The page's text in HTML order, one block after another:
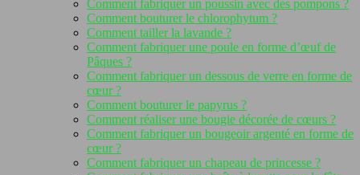
Comment fabriquer un poussin avec des pompons ?
Comment bouturer le chlorophytum ?
Comment tailler la lavande ?
Comment fabriquer une poule en forme d’œuf de
Pâques ?
Comment fabriquer un dessous de verre en forme de
cœur ?
Comment bouturer le papyrus ?
Comment réaliser une bougie décorée de cœurs ?
Comment fabriquer un bougeoir argenté en forme de
cœur ?
Comment fabriquer un chapeau de princesse ?